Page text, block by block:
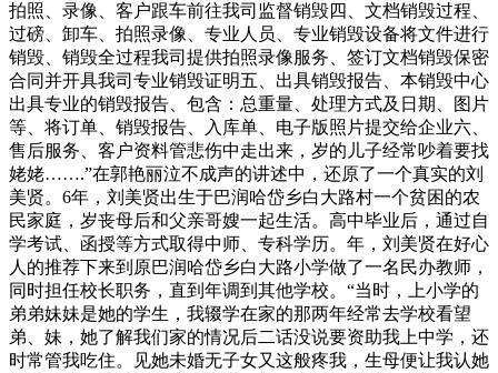
拍照、录像、客户跟车前往我司监督销毁四、文档销毁过程、
过磅、卸车、拍照录像、专业人员、专业销毁设备将文件进行
销毁、销毁全过程我司提供拍照录像服务、签订文档销毁保密
合同并开具我司专业销毁证明五、出具销毁报告、本销毁中心
出具专业的销毁报告、包含：总重量、处理方式及日期、图片
等、将订单、销毁报告、入库单、电子版照片提交给企业六、
售后服务、客户资料管悲伤中走出来，岁的儿子经常吵着要找
姥姥…….”在郭艳丽泣不成声的讲述中，还原了一个真实的刘
美贤。6年，刘美贤出生于巴润哈岱乡白大路村一个贫困的农
民家庭，岁丧母后和父亲哥嫂一起生活。高中毕业后，通过自
学考试、函授等方式取得中师、专科学历。年，刘美贤在好心
人的推荐下来到原巴润哈岱乡白大路小学做了一名民办教师，
同时担任校长职务，直到年调到其他学校。“当时，上小学的
弟弟妹妹是她的学生，我辍学在家的那两年经常去学校看望
弟、妹，她了解我们家的情况后二话没说要资助我上中学，还
时常管我吃住。见她未婚无子女又这般疼我，生母便让我认她